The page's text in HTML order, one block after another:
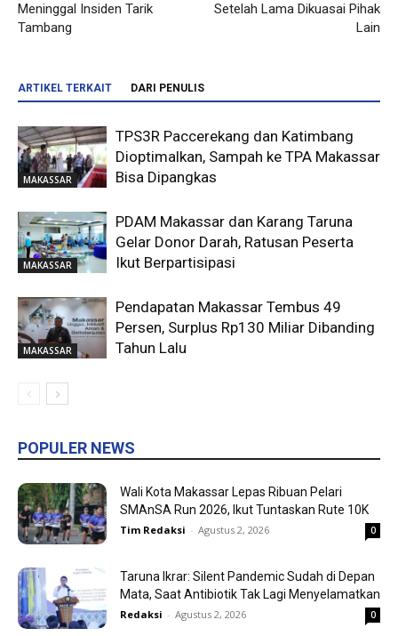
Meninggal Insiden Tarik
Tambang
Setelah Lama Dikuasai Pihak
Lain
ARTIKEL TERKAIT DARI PENULIS
MAKASSAR
TPS3R Paccerekang dan Katimbang
Dioptimalkan, Sampah ke TPA Makassar
Bisa Dipangkas
MAKASSAR
PDAM Makassar dan Karang Taruna
Gelar Donor Darah, Ratusan Peserta
Ikut Berpartisipasi
MAKASSAR
Pendapatan Makassar Tembus 49
Persen, Surplus Rp130 Miliar Dibanding
Tahun Lalu
POPULER NEWS
Wali Kota Makassar Lepas Ribuan Pelari
SMAnSA Run 2026, Ikut Tuntaskan Rute 10K
Tim Redaksi - Agustus 2, 2026 0
Taruna Ikrar: Silent Pandemic Sudah di Depan
Mata, Saat Antibiotik Tak Lagi Menyelamatkan
Redaksi - Agustus 2, 2026 0